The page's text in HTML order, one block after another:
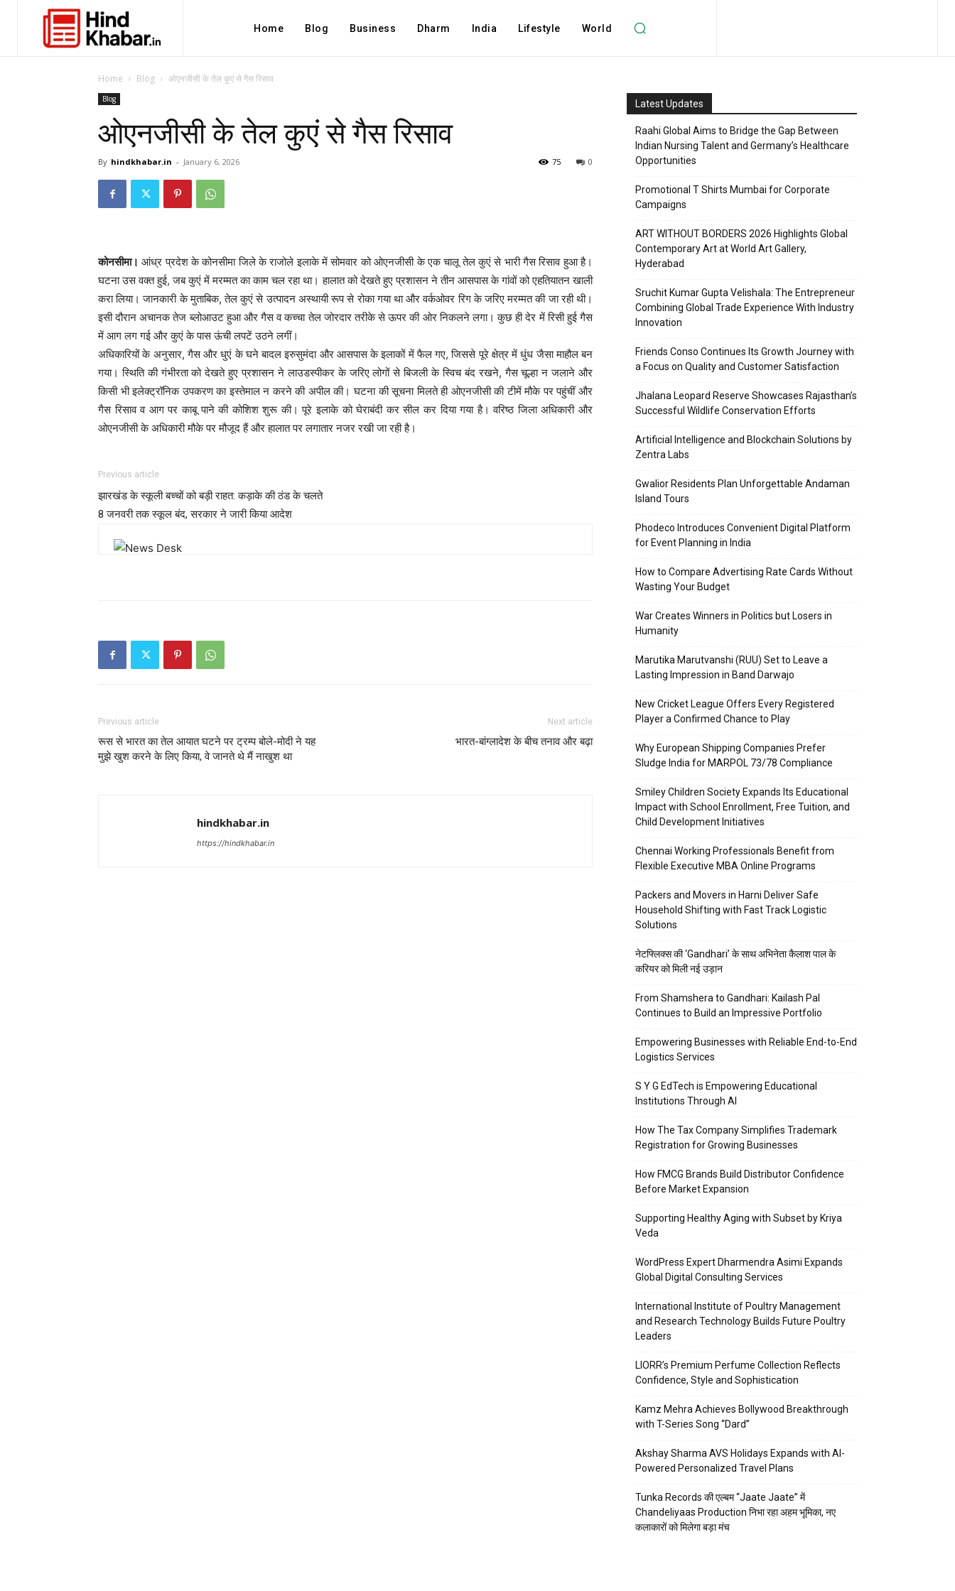
Home Blog Business Dharm India Lifestyle World
Home Blog ओएनजीसी के तेल कुएं से गैस रिसाव
Blog
ओएनजीसी के तेल कुएं से गैस रिसाव
By hindkhabar.in - January 6, 2026 0
75
कोनसीमा। आंध्र प्रदेश के कोनसीमा जिले के राजोले इलाके में सोमवार को ओएनजीसी के एक चालू तेल कुएं से भारी गैस रिसाव हुआ है।
घटना उस वक्त हुई, जब कुएं में मरम्मत का काम चल रहा था। हालात को देखते हुए प्रशासन ने तीन आसपास के गांवों को एहतियातन खाली
करा लिया। जानकारी के मुताबिक, तेल कुएं से उत्पादन अस्थायी रूप से रोका गया था और वर्कओवर रिग के जरिए मरम्मत की जा रही थी।
इसी दौरान अचानक तेज ब्लोआउट हुआ और गैस व कच्चा तेल जोरदार तरीके से ऊपर की ओर निकलने लगा। कुछ ही देर में रिसी हुई गैस
में आग लग गई और कुएं के पास ऊंची लपटें उठने लगीं।
अधिकारियों के अनुसार, गैस और धुएं के घने बादल इरुसुमंदा और आसपास के इलाकों में फैल गए, जिससे पूरे क्षेत्र में धुंध जैसा माहौल बन
गया। स्थिति की गंभीरता को देखते हुए प्रशासन ने लाउडस्पीकर के जरिए लोगों से बिजली के स्विच बंद रखने, गैस चूल्हा न जलाने और
किसी भी इलेक्ट्रॉनिक उपकरण का इस्तेमाल न करने की अपील की। घटना की सूचना मिलते ही ओएनजीसी की टीमें मौके पर पहुंचीं और
गैस रिसाव व आग पर काबू पाने की कोशिश शुरू की। पूरे इलाके को घेराबंदी कर सील कर दिया गया है। वरिष्ठ जिला अधिकारी और
ओएनजीसी के अधिकारी मौके पर मौजूद हैं और हालात पर लगातार नजर रखी जा रही है।
Previous article
झारखंड के स्कूली बच्चों को बड़ी राहत: कड़ाके की ठंड के चलते
8 जनवरी तक स्कूल बंद, सरकार ने जारी किया आदेश
Previous article
रूस से भारत का तेल आयात घटने पर ट्रम्प बोले-मोदी ने यह
मुझे खुश करने के लिए किया, वे जानते थे मैं नाखुश था
Next article
भारत-बांग्लादेश के बीच तनाव और बढ़ा
hindkhabar.in
https://hindkhabar.in
Latest Updates
Raahi Global Aims to Bridge the Gap Between
Indian Nursing Talent and Germany’s Healthcare
Opportunities
Promotional T Shirts Mumbai for Corporate
Campaigns
ART WITHOUT BORDERS 2026 Highlights Global
Contemporary Art at World Art Gallery,
Hyderabad
Sruchit Kumar Gupta Velishala: The Entrepreneur
Combining Global Trade Experience With Industry
Innovation
Friends Conso Continues Its Growth Journey with
a Focus on Quality and Customer Satisfaction
Jhalana Leopard Reserve Showcases Rajasthan’s
Successful Wildlife Conservation Efforts
Artificial Intelligence and Blockchain Solutions by
Zentra Labs
Gwalior Residents Plan Unforgettable Andaman
Island Tours
Phodeco Introduces Convenient Digital Platform
for Event Planning in India
How to Compare Advertising Rate Cards Without
Wasting Your Budget
War Creates Winners in Politics but Losers in
Humanity
Marutika Marutvanshi (RUU) Set to Leave a
Lasting Impression in Band Darwajo
New Cricket League Offers Every Registered
Player a Confirmed Chance to Play
Why European Shipping Companies Prefer
Sludge India for MARPOL 73/78 Compliance
Smiley Children Society Expands Its Educational
Impact with School Enrollment, Free Tuition, and
Child Development Initiatives
Chennai Working Professionals Benefit from
Flexible Executive MBA Online Programs
Packers and Movers in Harni Deliver Safe
Household Shifting with Fast Track Logistic
Solutions
नेटफ्लिक्स की ‘Gandhari’ के साथ अभिनेता कैलाश पाल के
करियर को मिली नई उड़ान
From Shamshera to Gandhari: Kailash Pal
Continues to Build an Impressive Portfolio
Empowering Businesses with Reliable End-to-End
Logistics Services
S Y G EdTech is Empowering Educational
Institutions Through AI
How The Tax Company Simplifies Trademark
Registration for Growing Businesses
How FMCG Brands Build Distributor Confidence
Before Market Expansion
Supporting Healthy Aging with Subset by Kriya
Veda
WordPress Expert Dharmendra Asimi Expands
Global Digital Consulting Services
International Institute of Poultry Management
and Research Technology Builds Future Poultry
Leaders
LIORR’s Premium Perfume Collection Reflects
Confidence, Style and Sophistication
Kamz Mehra Achieves Bollywood Breakthrough
with T-Series Song “Dard”
Akshay Sharma AVS Holidays Expands with AI-
Powered Personalized Travel Plans
Tunka Records की एल्बम “Jaate Jaate” में
Chandeliyaas Production निभा रहा अहम भूमिका, नए
कलाकारों को मिलेगा बड़ा मंच